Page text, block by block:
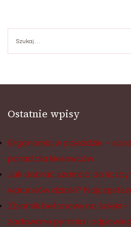
Ostatnie wpisy
Ergonomia w pojeździe –
porad dla kierowców
Jak dobrać szambo do liczby
warunków działki?
Zbiornik betonowy na ścieki –
zadawane pytania i